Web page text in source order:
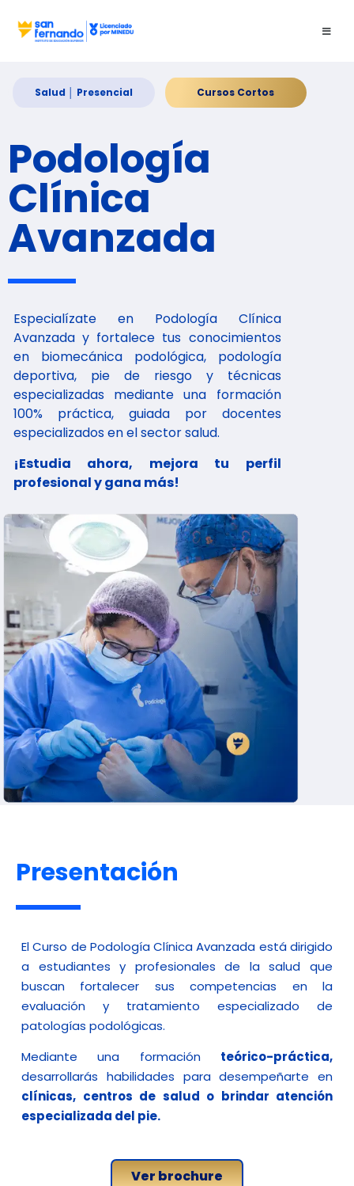
Salud │ Presencial Cursos Cortos
Podología
Clínica
Avanzada
Especialízate en Podología Clínica
Avanzada y fortalece tus conocimientos
en biomecánica podológica, podología
deportiva, pie de riesgo y técnicas
especializadas mediante una formación
100% práctica, guiada por docentes
especializados en el sector salud.
¡Estudia ahora, mejora tu perfil
profesional y gana más!
Presentación
El Curso de Podología Clínica Avanzada está dirigido
a estudiantes y profesionales de la salud que
buscan fortalecer sus competencias en la
evaluación y tratamiento especializado de
patologías podológicas.
Mediante una formación teórico-práctica,
desarrollarás habilidades para desempeñarte en
clínicas, centros de salud o brindar atención
especializada del pie.
Ver brochure